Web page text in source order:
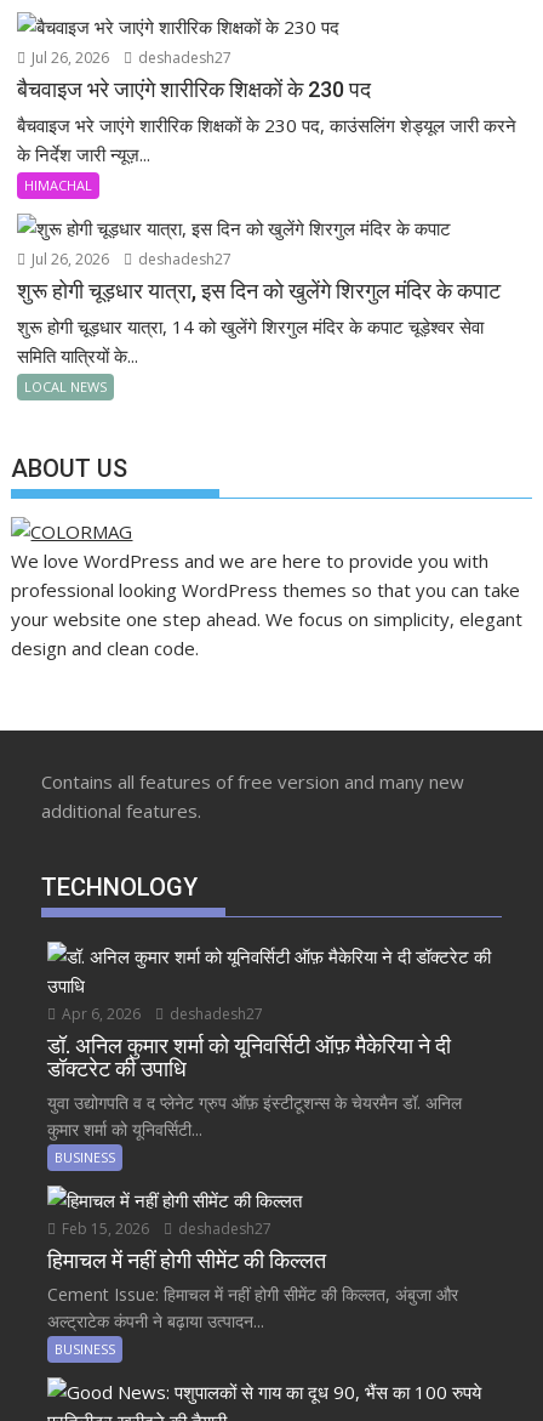
Jul 26, 2026 deshadesh27
बैचवाइज भरे जाएंगे शारीरिक शिक्षकों के 230 पद
बैचवाइज भरे जाएंगे शारीरिक शिक्षकों के 230 पद, काउंसलिंग शेड्यूल जारी करने
के निर्देश जारी न्यूज़...
HIMACHAL
Jul 26, 2026 deshadesh27
शुरू होगी चूड़धार यात्रा, इस दिन को खुलेंगे शिरगुल मंदिर के कपाट
शुरू होगी चूड़धार यात्रा, 14 को खुलेंगे शिरगुल मंदिर के कपाट चूड़ेश्वर सेवा
समिति यात्रियों के...
LOCAL NEWS
ABOUT US
We love WordPress and we are here to provide you with
professional looking WordPress themes so that you can take
your website one step ahead. We focus on simplicity, elegant
design and clean code.
Contains all features of free version and many new
additional features.
TECHNOLOGY
Apr 6, 2026 deshadesh27
डॉ. अनिल कुमार शर्मा को यूनिवर्सिटी ऑफ़ मैकेरिया ने दी
डॉक्टरेट की उपाधि
युवा उद्योगपति व द प्लेनेट ग्रुप ऑफ़ इंस्टीटूशन्स के चेयरमैन डॉ. अनिल
कुमार शर्मा को यूनिवर्सिटी...
BUSINESS
Feb 15, 2026 deshadesh27
हिमाचल में नहीं होगी सीमेंट की किल्लत
Cement Issue: हिमाचल में नहीं होगी सीमेंट की किल्लत, अंबुजा और
अल्ट्राटेक कंपनी ने बढ़ाया उत्पादन...
BUSINESS